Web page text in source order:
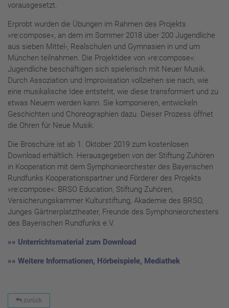
vorausgesetzt.
Erprobt wurden die Übungen im Rahmen des Projekts
»re:compose«, an dem im Sommer 2018 über 200 Jugendliche
aus sieben Mittel-, Realschulen und Gymnasien in und um
München teilnahmen. Die Projektidee von »re:compose«:
Jugendliche beschäftigen sich spielerisch mit Neuer Musik.
Durch Assoziation und Improvisation vollziehen sie nach, wie
eine musikalische Idee entsteht, wie diese transformiert und zu
etwas Neuem werden kann. Sie komponieren, entwickeln
Geschichten und Choreographien dazu. Dieser Prozess öffnet
die Ohren für Neue Musik.
Die Broschüre ist ab 1. Oktober 2019 zum kostenlosen
Download erhältlich. Herausgegeben von der Stiftung Zuhören
in Kooperation mit dem Symphonieorchester des Bayerischen
Rundfunks Kooperationspartner und Förderer des Projekts
»re:compose«: BRSO Education, Stiftung Zuhören,
Versicherungskammer Kulturstiftung, Akademie des BRSO,
Junges Gärtnerplatztheater, Freunde des Symphonieorchesters
des Bayerischen Rundfunks e.V.
»» Unterrichtsmaterial zum Download
»» Weitere Informationen, Hörbeispiele, Mediathek
zurück